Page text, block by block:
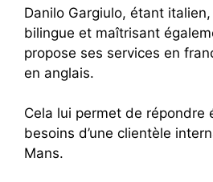
Danilo Gargiulo, étant
bilingue et maîtrisant
propose ses services en
en anglais.
Cela lui permet de répondre
besoins d’une clientèle
Mans.